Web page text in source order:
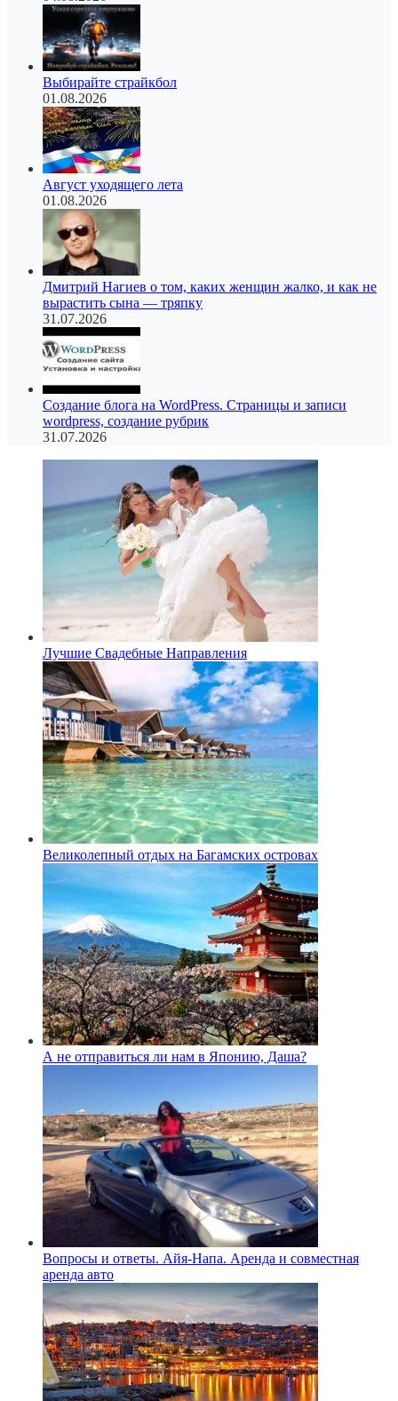
Выбирайте страйкбол
01.08.2026
Август уходящего лета
01.08.2026
Дмитрий Нагиев о том, каких женщин жалко, и как не
вырастить сына — тряпку
31.07.2026
Создание блога на WordPress. Страницы и записи
wordpress, создание рубрик
31.07.2026
Лучшие Свадебные Направления
Великолепный отдых на Багамских островах
А не отправиться ли нам в Японию, Даша?
Вопросы и ответы. Айя-Напа. Аренда и совместная
аренда авто